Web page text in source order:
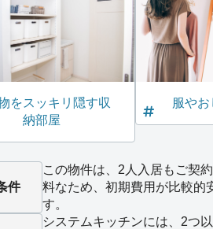
をスッキリ隠す収
納部屋
服やお
件
この物件は、2人入居もご契
料なため、初期費用が比較的
す。
システムキッチンには、2つ